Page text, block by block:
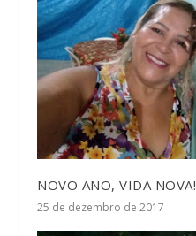
NOVO ANO, VIDA NOVA!
25 de dezembro de 2017